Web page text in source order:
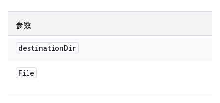
参数
destinationDir
File